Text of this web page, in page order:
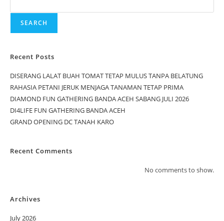
SEARCH
Recent Posts
DISERANG LALAT BUAH TOMAT TETAP MULUS TANPA BELATUNG
RAHASIA PETANI JERUK MENJAGA TANAMAN TETAP PRIMA
DIAMOND FUN GATHERING BANDA ACEH SABANG JULI 2026
DI4LIFE FUN GATHERING BANDA ACEH
GRAND OPENING DC TANAH KARO
Recent Comments
No comments to show.
Archives
July 2026